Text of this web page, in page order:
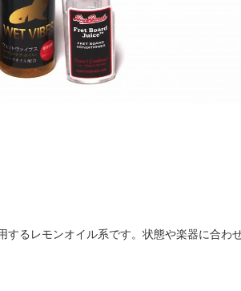
るレモンオイル系です。状態や楽器に合わ